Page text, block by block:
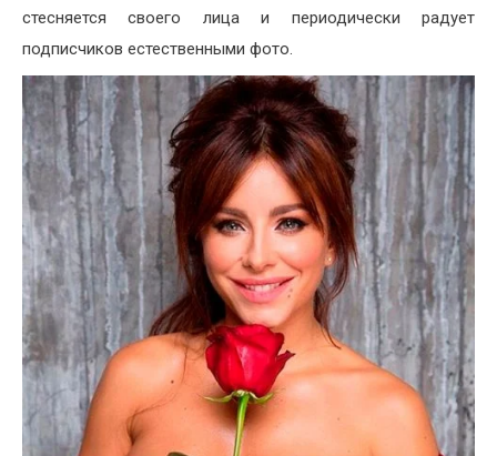
стесняется своего лица и периодически радует
подписчиков естественными фото.